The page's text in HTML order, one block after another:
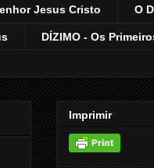
Jesus Cristo O
DÍZIMO - Os
Imprimir